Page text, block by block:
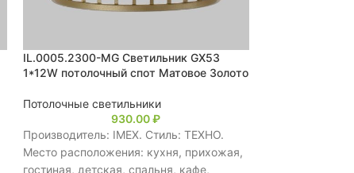
IL.0005.2300-MG Светильник GX53
1*12W потолочный спот Матовое Золото
Потолочные светильники
930.00₽
Производитель: IMEX. Стиль: ТЕХНО.
Место расположения: кухня, прихожая,
гостиная, детская, спальня, кафе,